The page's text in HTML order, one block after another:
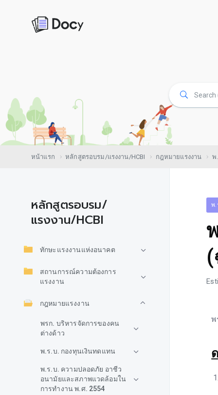
หน้าแรก หลักสูตรอบรม/แรงงาน/HCBI กฎหมายแรงงาน พ
หลักสูตรอบรม/
แรงงาน/HCBI
ทักษะแรงงานแห่งอนาคต
สถานการณ์ความต้องการ
แรงงาน
กฎหมายแรงงาน
พรก. บริหารจัดการของคน
ต่างด้าว
พ.ร.บ. กองทุนเงินทดแทน
พ.ร.บ. ความปลอดภัย อาชีว
อนามัยและสภาพแวดล้อมใน
การทำงาน พ.ศ. 2554
พ.
พ